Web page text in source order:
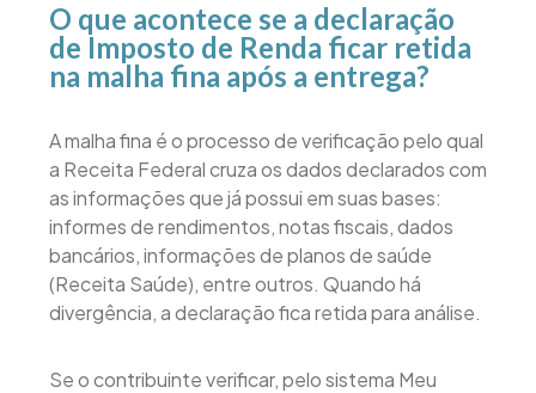
O que acontece se a declaração
de Imposto de Renda ficar retida
na malha fina após a entrega?
A malha fina é o processo de verificação pelo qual
a Receita Federal cruza os dados declarados com
as informações que já possui em suas bases:
informes de rendimentos, notas fiscais, dados
bancários, informações de planos de saúde
(Receita Saúde), entre outros. Quando há
divergência, a declaração fica retida para análise.
Se o contribuinte verificar, pelo sistema Meu